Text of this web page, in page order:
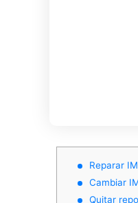
Reparar
Cambiar
Quitar